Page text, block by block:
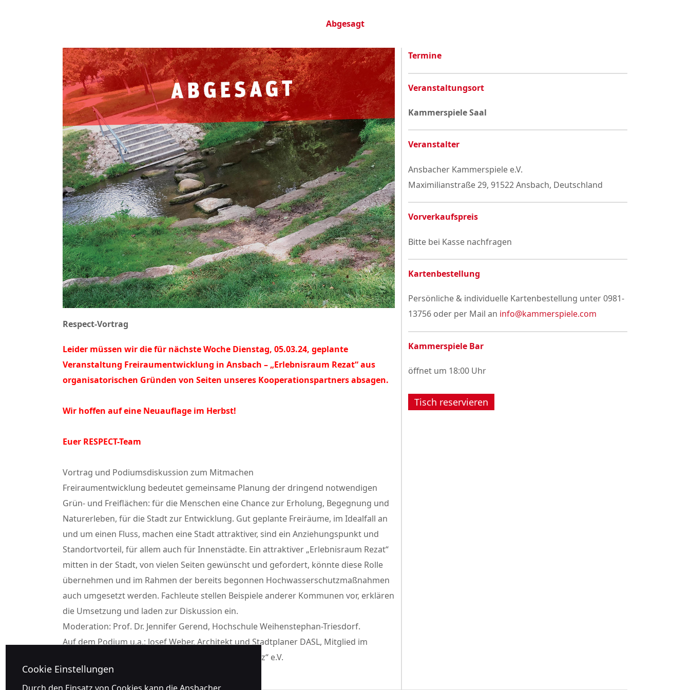
Cookie Einstellungen
Abgesagt
Respect-Vortrag
Leider müssen wir die für nächste Woche Dienstag, 05.03.24, geplante
Veranstaltung Freiraumentwicklung in Ansbach – „Erlebnisraum Rezat“ aus
organisatorischen Gründen von Seiten unseres Kooperationspartners absagen.
Wir hoffen auf eine Neuauflage im Herbst!
Euer RESPECT-Team
Vortrag und Podiumsdiskussion zum Mitmachen
Freiraumentwicklung bedeutet gemeinsame Planung der dringend notwendigen
Grün- und Freiflächen: für die Menschen eine Chance zur Erholung, Begegnung und
Naturerleben, für die Stadt zur Entwicklung. Gut geplante Freiräume, im Idealfall an
und um einen Fluss, machen eine Stadt attraktiver, sind ein Anziehungspunkt und
Standortvorteil, für allem auch für Innenstädte. Ein attraktiver „Erlebnisraum Rezat“
mitten in der Stadt, von vielen Seiten gewünscht und gefordert, könnte diese Rolle
übernehmen und im Rahmen der bereits begonnen Hochwasserschutzmaßnahmen
auch umgesetzt werden. Fachleute stellen Beispiele anderer Kommunen vor, erklären
die Umsetzung und laden zur Diskussion ein.
Moderation: Prof. Dr. Jennifer Gerend, Hochschule Weihenstephan-Triesdorf.
Auf dem Podium u.a.: Josef Weber, Architekt und Stadtplaner DASL, Mitglied im
Förderverein „Regionalpark Pegnitz-Rednitz-Regnitz“ e.V.
Termine
Veranstaltungsort
Kammerspiele Saal
Veranstalter
Ansbacher Kammerspiele e.V.
Maximilianstraße 29, 91522 Ansbach, Deutschland
Vorverkaufspreis
Bitte bei Kasse nachfragen
Kartenbestellung
Persönliche & individuelle Kartenbestellung unter 0981-
13756 oder per Mail an info@kammerspiele.com
Kammerspiele Bar
öffnet um 18:00 Uhr
Tisch reservieren